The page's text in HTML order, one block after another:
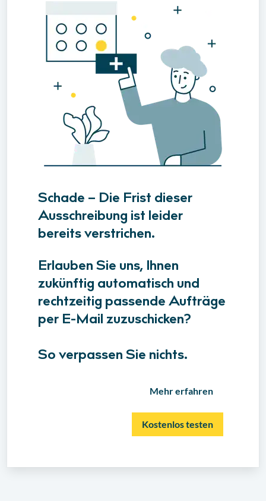
Schade – Die Frist dieser
Ausschreibung ist leider
bereits verstrichen.
Erlauben Sie uns, Ihnen
zukünftig automatisch und
rechtzeitig passende Aufträge
per E-Mail zuzuschicken?
So verpassen Sie nichts.
Mehr erfahren
Kostenlos testen